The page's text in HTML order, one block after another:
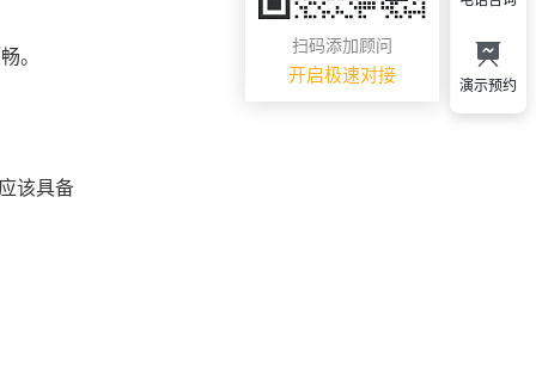
。
该具备
扫码添加顾问
开启极速对接 演示预约